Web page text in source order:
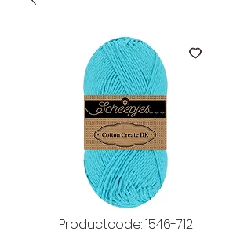
Productcode: 1546-712